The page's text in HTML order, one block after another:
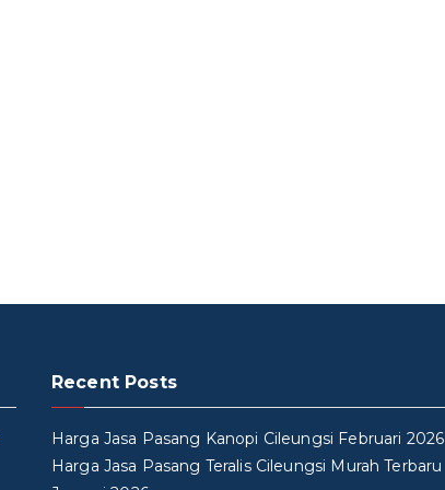
Recent Posts
Harga Jasa Pasang Kanopi Cileungsi Februari 2026
Harga Jasa Pasang Teralis Cileungsi Murah Terbaru